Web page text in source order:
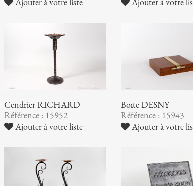
Cendrier RICHARD
Référence : 15952
Ajouter à votre liste
Boîte DESNY
Référence : 15943
Ajouter à votre